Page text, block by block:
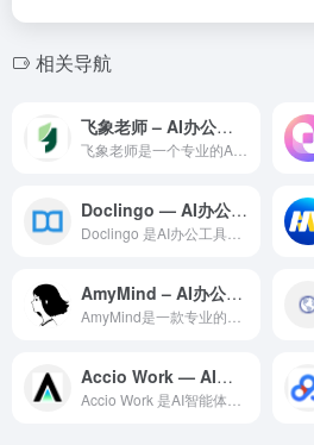
相关导航
飞象老师 – AI办公工具
Doclingo — AI办公工具领域的专业 AI 工具
AmyMind – AI办公工具
Accio Work — AI智能体领域的专业 AI 工具